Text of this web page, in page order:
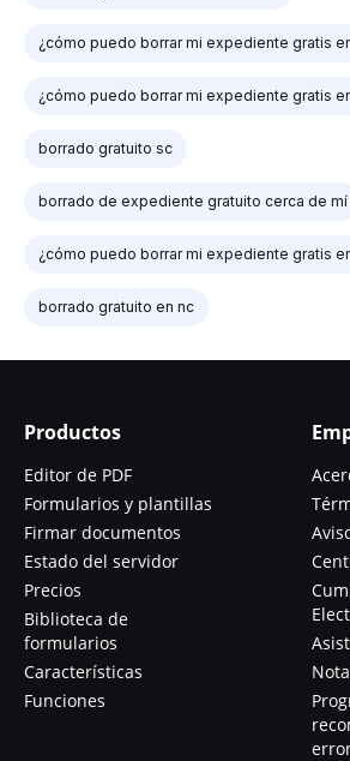
¿cómo puedo borrar mi expediente gratis
¿cómo puedo borrar mi expediente gratis
borrado gratuito sc
borrado de expediente gratuito cerca de mí
¿cómo puedo borrar mi expediente gratis
borrado gratuito en nc
Productos
Editor de PDF
Formularios y plantillas
Firmar documentos
Estado del servidor
Precios
Biblioteca de
formularios
Características
Funciones